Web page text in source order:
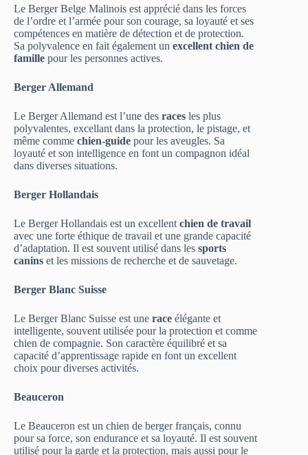
Le Berger Belge Malinois est apprécié dans les forces
de l’ordre et l’armée pour son courage, sa loyauté et ses
compétences en matière de détection et de protection.
Sa polyvalence en fait également un excellent chien de
famille pour les personnes actives.
Berger Allemand
Le Berger Allemand est l’une des races les plus
polyvalentes, excellant dans la protection, le pistage, et
même comme chien-guide pour les aveugles. Sa
loyauté et son intelligence en font un compagnon idéal
dans diverses situations.
Berger Hollandais
Le Berger Hollandais est un excellent chien de travail
avec une forte éthique de travail et une grande capacité
d’adaptation. Il est souvent utilisé dans les sports
canins et les missions de recherche et de sauvetage.
Berger Blanc Suisse
Le Berger Blanc Suisse est une race élégante et
intelligente, souvent utilisée pour la protection et comme
chien de compagnie. Son caractère équilibré et sa
capacité d’apprentissage rapide en font un excellent
choix pour diverses activités.
Beauceron
Le Beauceron est un chien de berger français, connu
pour sa force, son endurance et sa loyauté. Il est souvent
utilisé pour la garde et la protection, mais aussi pour le